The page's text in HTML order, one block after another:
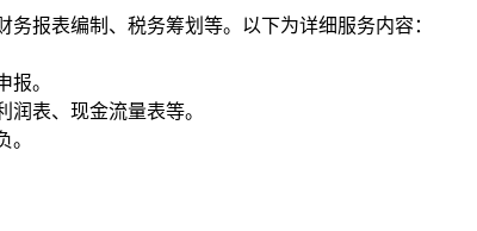
报表编制、税务筹划等。以下为详细服务内容：
。
表、现金流量表等。